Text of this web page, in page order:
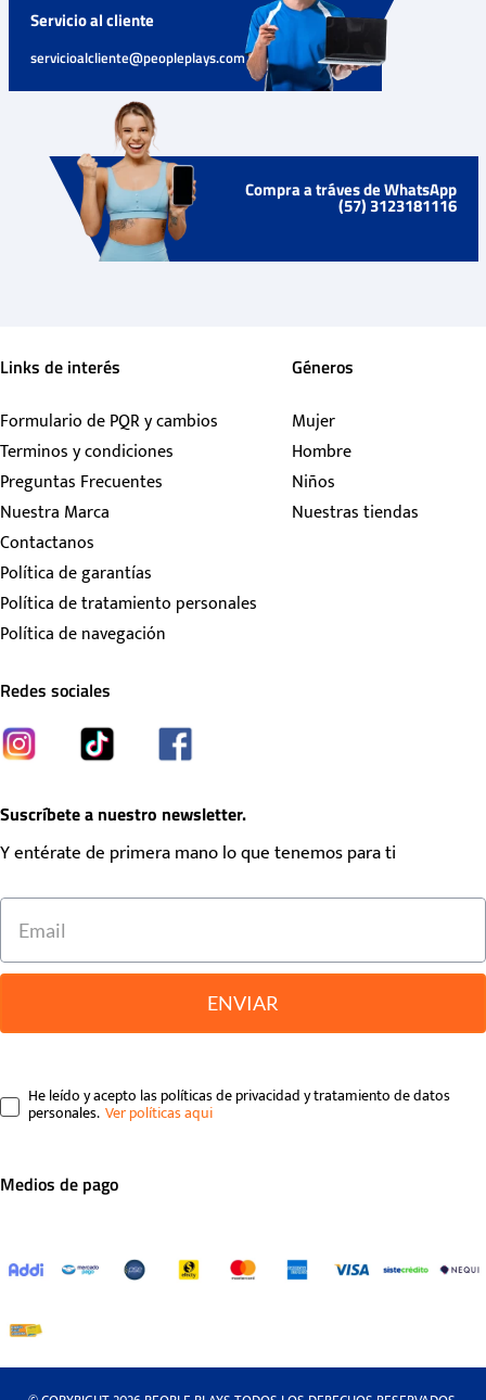
Servicio al cliente
servicioalcliente@peopleplays.com
Compra a tráves de WhatsApp
(57) 3123181116
Links de interés
Formulario de PQR y cambios
Terminos y condiciones
Preguntas Frecuentes
Nuestra Marca
Contactanos
Política de garantías
Política de tratamiento personales
Política de navegación
Géneros
Mujer
Hombre
Niños
Nuestras tiendas
Redes sociales
Suscríbete a nuestro newsletter.
Y entérate de primera mano lo que tenemos para ti
ENVIAR
He leído y acepto las políticas de privacidad y tratamiento de datos
personales.
Medios de pago